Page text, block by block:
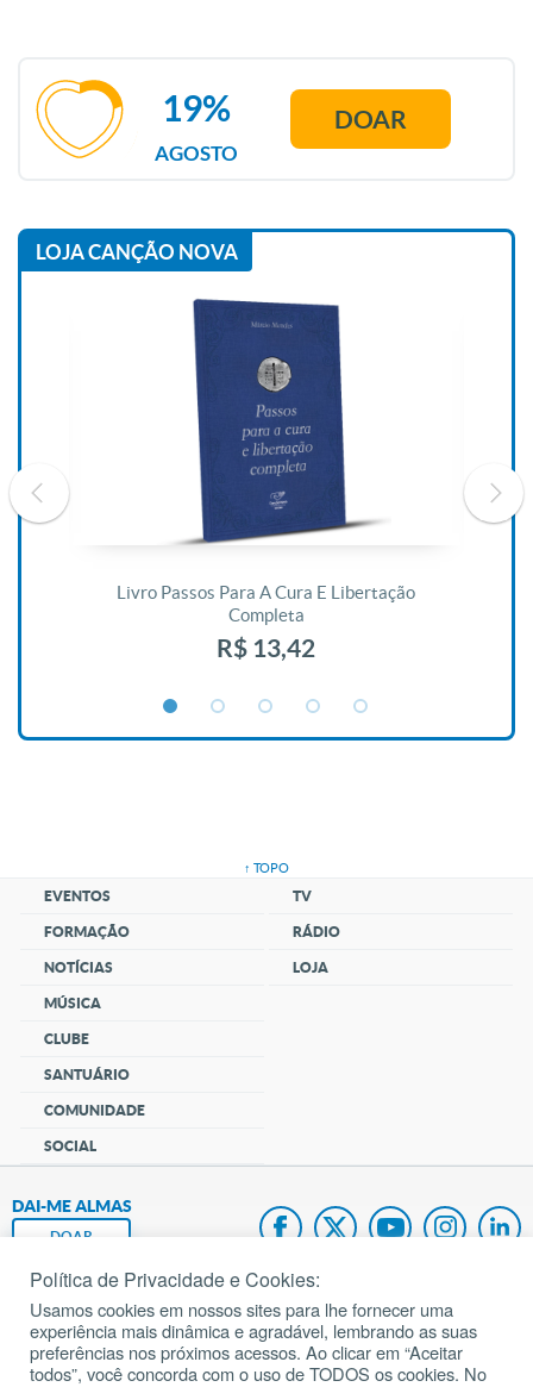
AGOSTO
19% DOAR
LOJA CANÇÃO NOVA
Livro Passos Para A Cura E Libertação
Completa
R$ 13,42
↑ TOPO
EVENTOS
FORMAÇÃO
NOTÍCIAS
MÚSICA
CLUBE
SANTUÁRIO
COMUNIDADE
SOCIAL
TV
RÁDIO
LOJA
DAI-ME ALMAS
DOAR
Fundação João Paulo II
Pedido de Oração
Política de Privacidade e Cookies:
Usamos cookies em nossos sites para lhe fornecer uma
experiência mais dinâmica e agradável, lembrando as suas
preferências nos próximos acessos. Ao clicar em “Aceitar
todos”, você concorda com o uso de TODOS os cookies. No